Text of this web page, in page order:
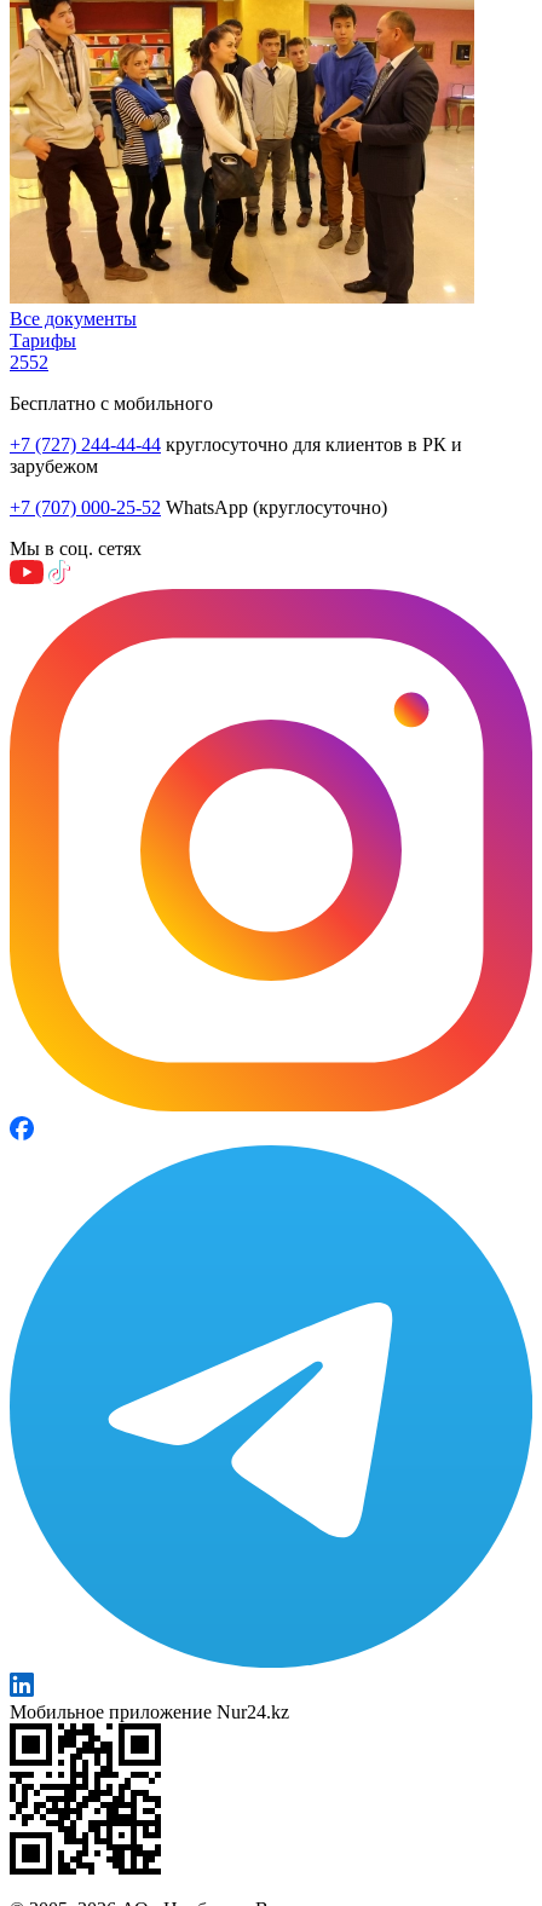
Все документы
Тарифы
2552
Бесплатно с мобильного
+7 (727) 244-44-44 круглосуточно для клиентов в РК и
зарубежом
+7 (707) 000-25-52 WhatsApp (круглосуточно)
Мы в соц. сетях
Мобильное приложение Nur24.kz